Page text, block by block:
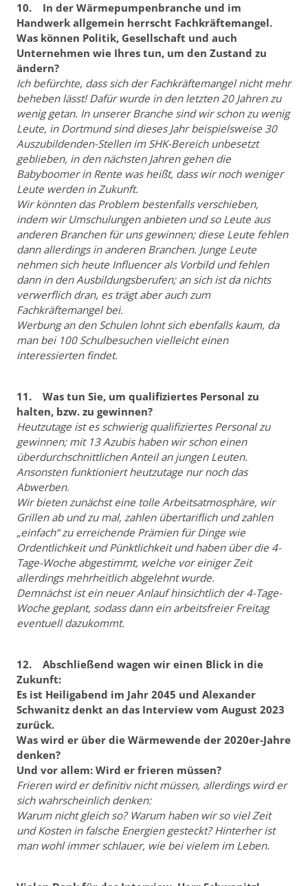
10. In der Wärmepumpenbranche und im
Handwerk allgemein herrscht Fachkräftemangel.
Was können Politik, Gesellschaft und auch
Unternehmen wie Ihres tun, um den Zustand zu
ändern?
Ich befürchte, dass sich der Fachkräftemangel nicht mehr
beheben lässt! Dafür wurde in den letzten 20 Jahren zu
wenig getan. In unserer Branche sind wir schon zu wenig
Leute, in Dortmund sind dieses Jahr beispielsweise 30
Auszubildenden-Stellen im SHK-Bereich unbesetzt
geblieben, in den nächsten Jahren gehen die
Babyboomer in Rente was heißt, dass wir noch weniger
Leute werden in Zukunft.
Wir könnten das Problem bestenfalls verschieben,
indem wir Umschulungen anbieten und so Leute aus
anderen Branchen für uns gewinnen; diese Leute fehlen
dann allerdings in anderen Branchen. Junge Leute
nehmen sich heute Influencer als Vorbild und fehlen
dann in den Ausbildungsberufen; an sich ist da nichts
verwerflich dran, es trägt aber auch zum
Fachkräftemangel bei.
Werbung an den Schulen lohnt sich ebenfalls kaum, da
man bei 100 Schulbesuchen vielleicht einen
interessierten findet.
11. Was tun Sie, um qualifiziertes Personal zu
halten, bzw. zu gewinnen?
Heutzutage ist es schwierig qualifiziertes Personal zu
gewinnen; mit 13 Azubis haben wir schon einen
überdurchschnittlichen Anteil an jungen Leuten.
Ansonsten funktioniert heutzutage nur noch das
Abwerben.
Wir bieten zunächst eine tolle Arbeitsatmosphäre, wir
Grillen ab und zu mal, zahlen übertariflich und zahlen
„einfach“ zu erreichende Prämien für Dinge wie
Ordentlichkeit und Pünktlichkeit und haben über die 4-
Tage-Woche abgestimmt, welche vor einiger Zeit
allerdings mehrheitlich abgelehnt wurde.
Demnächst ist ein neuer Anlauf hinsichtlich der 4-Tage-
Woche geplant, sodass dann ein arbeitsfreier Freitag
eventuell dazukommt.
12. Abschließend wagen wir einen Blick in die
Zukunft:
Es ist Heiligabend im Jahr 2045 und Alexander
Schwanitz denkt an das Interview vom August 2023
zurück.
Was wird er über die Wärmewende der 2020er-Jahre
denken?
Und vor allem: Wird er frieren müssen?
Frieren wird er definitiv nicht müssen, allerdings wird er
sich wahrscheinlich denken:
Warum nicht gleich so? Warum haben wir so viel Zeit
und Kosten in falsche Energien gesteckt? Hinterher ist
man wohl immer schlauer, wie bei vielem im Leben.